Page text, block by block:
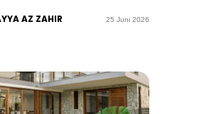
AZ ZAHIR 25 Juni 2026